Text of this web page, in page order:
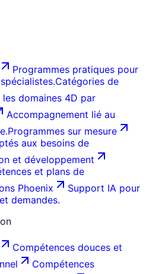
Programmes pratiques pour
Catégories de
les domaines 4D par
Accompagnement lié au
Programmes sur mesure
aux besoins de
et développement
et plans de
Phoenix
Support IA pour
demandes.
Compétences douces et
Compétences